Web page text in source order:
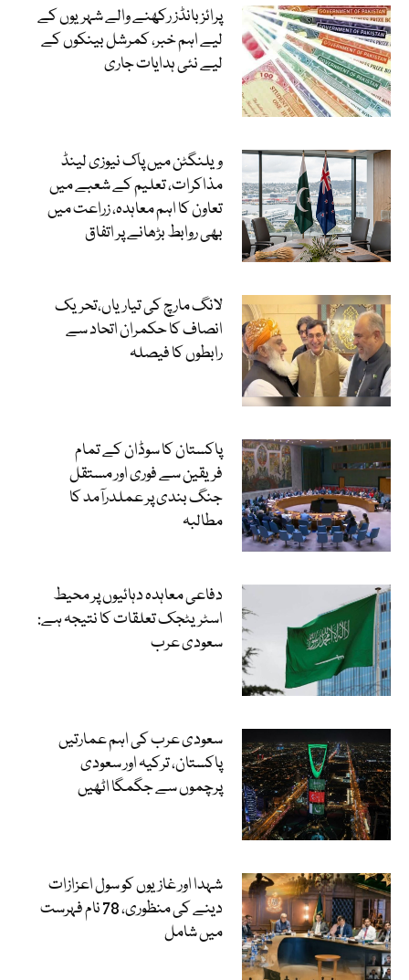
پرائز بانڈز رکھنے والے شہریوں کے
لیے اہم خبر، کمرشل بینکوں کے
لیے نئی ہدایات جاری
ویلنگٹن میں پاک نیوزی لینڈ
مذاکرات، تعلیم کے شعبے میں
تعاون کا اہم معاہدہ، زراعت میں
بھی روابط بڑھانے پر اتفاق
لانگ مارچ کی تیاریاں،تحریک
انصاف کا حکمران اتحاد سے
رابطوں کا فیصلہ
پاکستان کا سوڈان کے تمام
فریقین سے فوری اور مستقل
جنگ بندی پر عملدرآمد کا
مطالبہ
دفاعی معاہدہ دہائیوں پر محیط
اسٹریٹجک تعلقات کا نتیجہ ہے:
سعودی عرب
سعودی عرب کی اہم عمارتیں
پاکستان، ترکیہ اور سعودی
پرچموں سے جگمگا اٹھیں
شہدا اور غازیوں کو سول اعزازات
دینے کی منظوری، 78 نام فہرست
میں شامل